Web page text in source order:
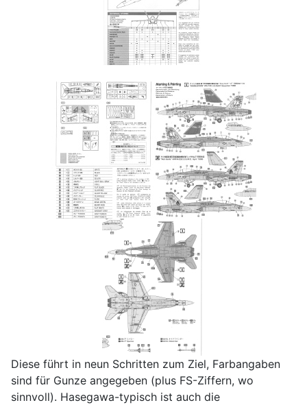
Diese führt in neun Schritten zum Ziel, Farbangaben
sind für Gunze angegeben (plus FS-Ziffern, wo
sinnvoll). Hasegawa-typisch ist auch die